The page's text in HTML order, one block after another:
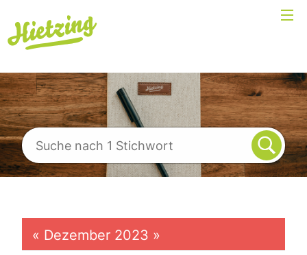
« Dezember 2023 »